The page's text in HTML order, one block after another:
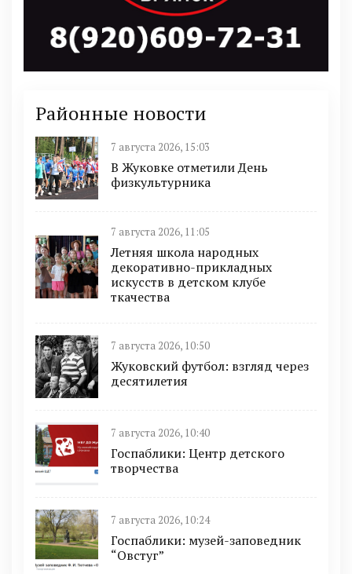
Районные новости
7 августа 2026, 15:03
В Жуковке отметили День
физкультурника
7 августа 2026, 11:05
Летняя школа народных
декоративно-прикладных
искусств в детском клубе
ткачества
7 августа 2026, 10:50
Жуковский футбол: взгляд через
десятилетия
7 августа 2026, 10:40
Госпаблики: Центр детского
творчества
7 августа 2026, 10:24
Госпаблики: музей-заповедник
“Овстуг”